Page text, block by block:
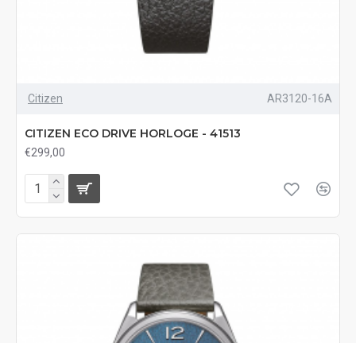
Citizen AR3120-16A
CITIZEN ECO DRIVE HORLOGE - 41513
€299,00